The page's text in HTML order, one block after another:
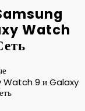
Watch
Watch 9 и Galaxy